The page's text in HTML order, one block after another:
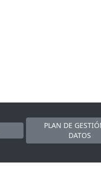
PLAN DE
DATOS